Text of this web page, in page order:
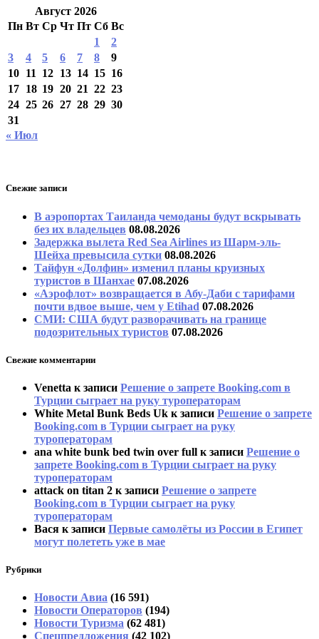
Август 2026
Пн Вт Ср Чт Пт Сб Вс
1
2
3
4 5 6 7 8
9
10 11 12 13 14 15 16
17 18 19 20 21 22 23
24 25 26 27 28 29 30
31
« Июл
Свежие записи
В аэропортах Таиланда чемоданы будут вскрывать
без их владельцев 08.08.2026
Задержка вылета Red Sea Airlines из Шарм-эль-
Шейха превысила сутки 08.08.2026
Тайфун «Долфин» изменил планы круизных
туристов в Шанхае 07.08.2026
«Аэрофлот» возвращается в Абу-Даби с тарифами
почти вдвое выше, чем у Etihad 07.08.2026
СМИ: США будут разворачивать на границе
подозрительных туристов 07.08.2026
Свежие комментарии
Venetta к записи Решение о запрете Booking.com в
Турции сыграет на руку туроператорам
White Metal Bunk Beds Uk к записи Решение о запрете
Booking.com в Турции сыграет на руку
туроператорам
ana white bunk bed twin over full к записи Решение о
запрете Booking.com в Турции сыграет на руку
туроператорам
attack on titan 2 к записи Решение о запрете
Booking.com в Турции сыграет на руку
туроператорам
Вася к записи Первые самолёты из России в Египет
могут полететь уже в мае
Рубрики
Новости Авиа (16 591)
Новости Операторов (194)
Новости Туризма (62 481)
Спецпредложения (42 102)